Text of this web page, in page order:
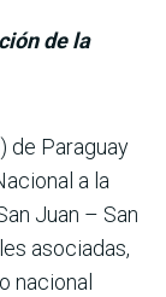
de la
de Paraguay
a la
Juan – San
asociadas,
nacional